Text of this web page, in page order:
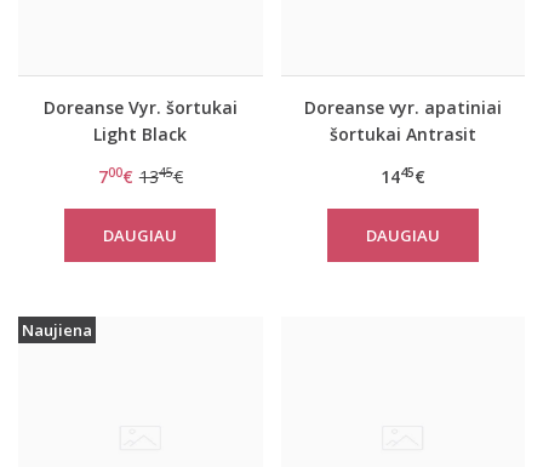
Doreanse Vyr. šortukai
Light Black
700€ 1345€
DAUGIAU
Doreanse vyr. apatiniai
šortukai Antrasit
1445€
DAUGIAU
Naujiena